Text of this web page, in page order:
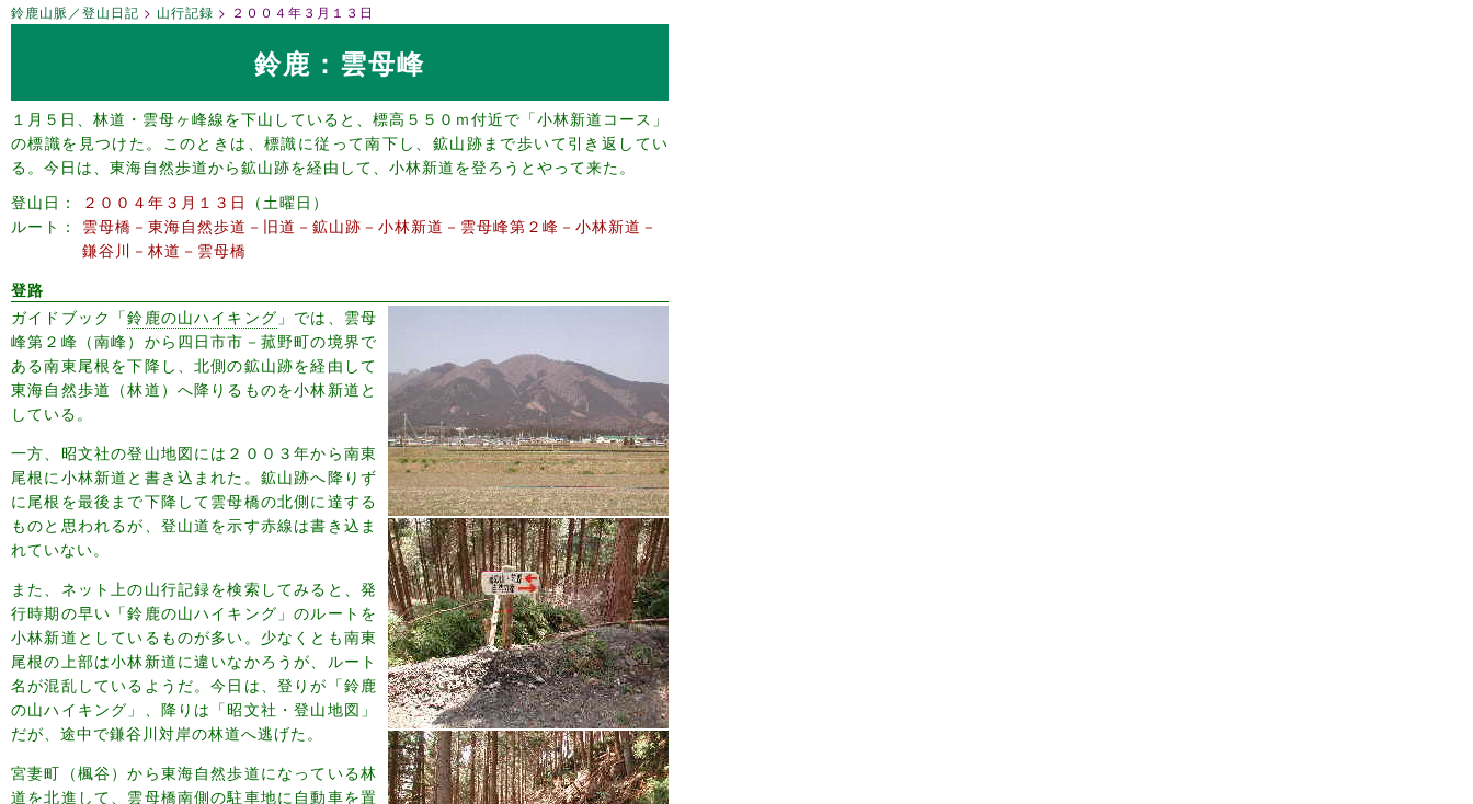
鈴鹿山脈／登山日記 山行記録 ２００４年３月１３日
鈴鹿：雲母峰
１月５日、林道・雲母ヶ峰線を下山していると、標高５５０ｍ付近で「小林新道コース」
の標識を見つけた。このときは、標識に従って南下し、鉱山跡まで歩いて引き返してい
る。今日は、東海自然歩道から鉱山跡を経由して、小林新道を登ろうとやって来た。
登山日
２００４年３月１３日
土曜日
ルート
雲母橋－東海自然歩道－旧道－鉱山跡－小林新道－雲母峰第２峰－小林新道－
鎌谷川－林道－雲母橋
登路
ガイドブック「鈴鹿の山ハイキング 」では、雲母
峰第２峰（南峰）から四日市市－菰野町の境界で
ある南東尾根を下降し、北側の鉱山跡を経由して
東海自然歩道（林道）へ降りるものを小林新道と
している。
一方、昭文社の登山地図には２００３年から南東
尾根に小林新道と書き込まれた。鉱山跡へ降りず
に尾根を最後まで下降して雲母橋の北側に達する
ものと思われるが、登山道を示す赤線は書き込ま
れていない。
また、ネット上の山行記録を検索してみると、発
行時期の早い「鈴鹿の山ハイキング」のルートを
小林新道としているものが多い。少なくとも南東
尾根の上部は小林新道に違いなかろうが、ルート
名が混乱しているようだ。今日は、登りが「鈴鹿
の山ハイキング」、降りは「昭文社・登山地図」
だが、途中で鎌谷川対岸の林道へ逃げた。
宮妻町（楓谷）から東海自然歩道になっている林
道を北進して、雲母橋南側の駐車地に自動車を置